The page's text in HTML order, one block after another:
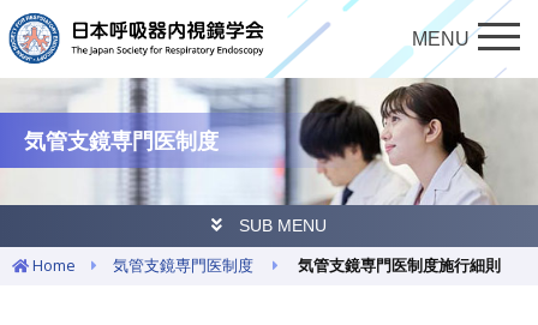
MENU
気管支鏡専門医制度
SUB MENU
Home 気管支鏡専門医制度 気管支鏡専門医制度施行細則